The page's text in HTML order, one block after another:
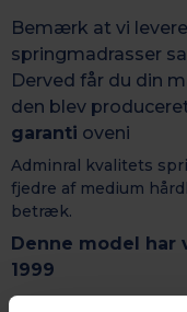
Bemærk at vi
springmadrasser
Derved får du din
den blev
garanti oveni
Adminral kvalitets
fjedre af medium
betræk.
Denne model har
1999